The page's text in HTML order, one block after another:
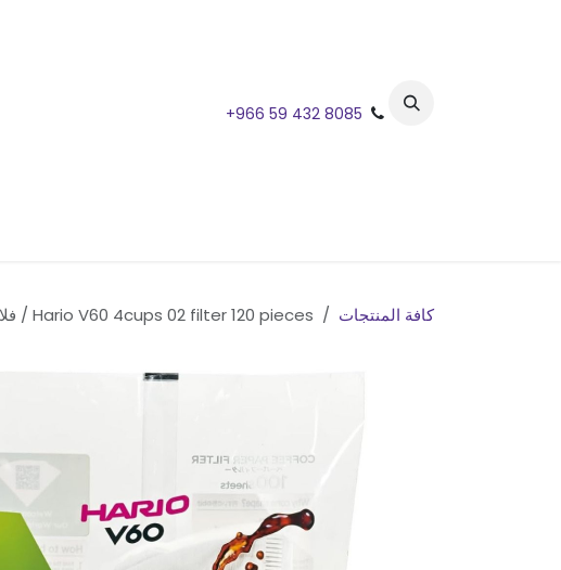
+966 59 432 8085
كافة المنتجات Hario V60 4cups 02 filter 120 pieces / فلاتر ورقي أبيض من هاريو مقاس 02 كرتون 120 حبة